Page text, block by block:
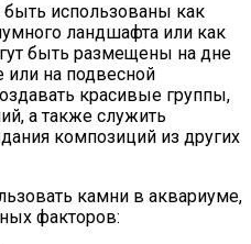
использованы как
ландшафта или как
быть размещены на дне
или на подвесной
красивые группы,
а также служить
композиций из других
камни в аквариуме,
факторов: